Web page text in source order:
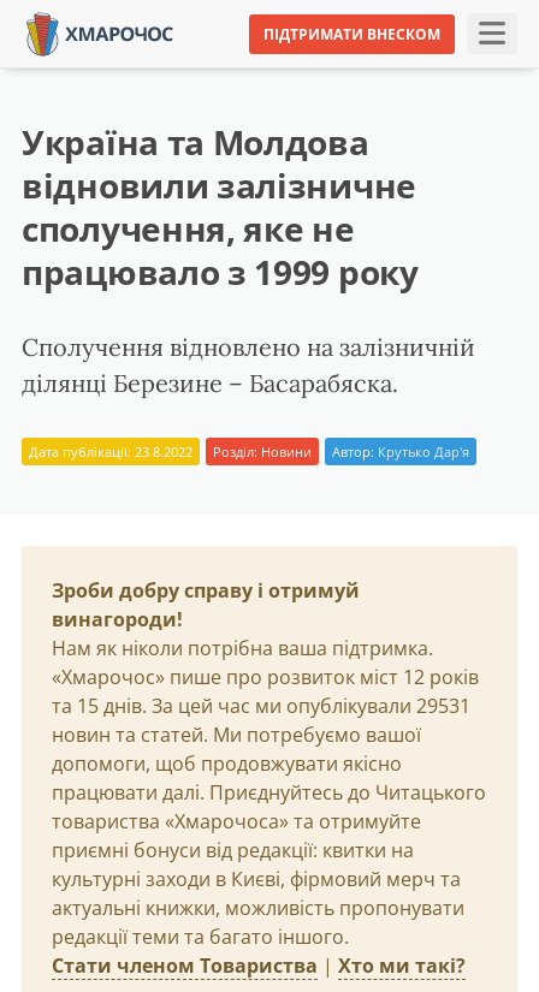
ПІДТРИМАТИ ВНЕСКОМ
Україна та Молдова
відновили залізничне
сполучення, яке не
працювало з 1999 року
Сполучення відновлено на залізничній
ділянці Березине – Басарабяска.
Дата публікації: 23.8.2022 Розділ: Новини Автор: Крутько Дар'я
Зроби добру справу і отримуй
винагороди!
Нам як ніколи потрібна ваша підтримка.
«Хмарочос» пише про розвиток міст 12 років
та 15 днів. За цей час ми опублікували 29531
новин та статей. Ми потребуємо вашої
допомоги, щоб продовжувати якісно
працювати далі. Приєднуйтесь до Читацького
товариства «Хмарочоса» та отримуйте
приємні бонуси від редакції: квитки на
культурні заходи в Києві, фірмовий мерч та
актуальні книжки, можливість пропонувати
редакції теми та багато іншого.
Стати членом Товариства | Хто ми такі?